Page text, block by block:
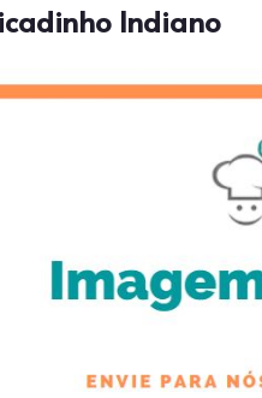
Indiano